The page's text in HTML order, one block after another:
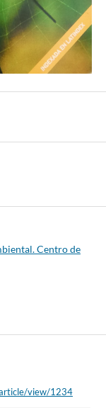
Centro de
view/1234